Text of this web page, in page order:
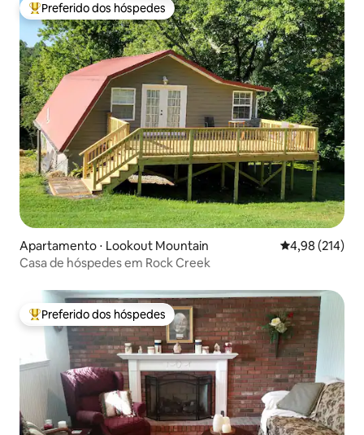
Entre os melhores preferidos dos hóspedes
Preferido dos hóspedes
Apartamento ⋅ Lookout Mountain 4,98 de uma
4,98 (214)
Casa de hóspedes em Rock Creek
Entre os melhores preferidos dos hóspedes
Preferido dos hóspedes